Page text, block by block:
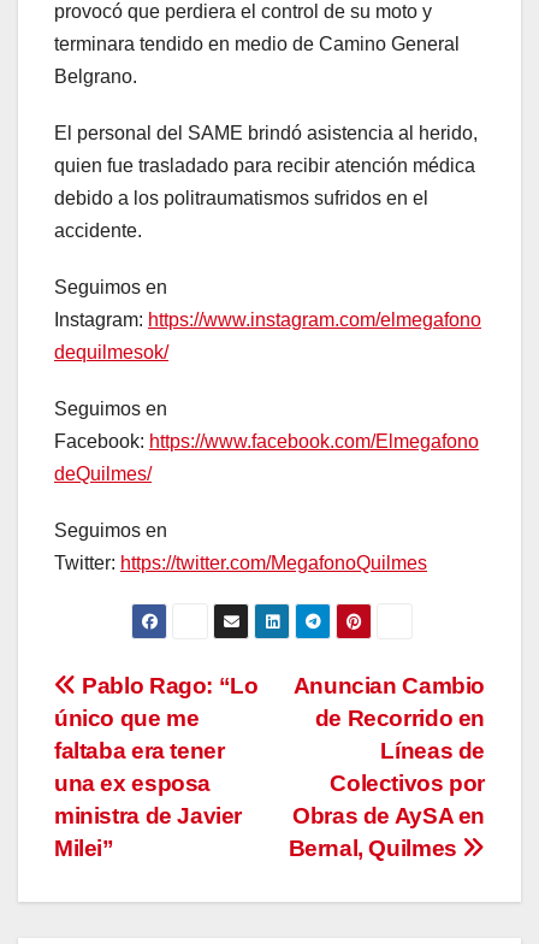
provocó que perdiera el control de su moto y
terminara tendido en medio de Camino General
Belgrano.
El personal del SAME brindó asistencia al herido,
quien fue trasladado para recibir atención médica
debido a los politraumatismos sufridos en el
accidente.
Seguimos en
Instagram: https://www.instagram.com/elmegafono
dequilmesok/
Seguimos en
Facebook: https://www.facebook.com/Elmegafono
deQuilmes/
Seguimos en
Twitter: https://twitter.com/MegafonoQuilmes
Navegación
de
entradas
Anuncian Cambio
de Recorrido en
Líneas de
Colectivos por
Obras de AySA en
Bernal, Quilmes
Pablo Rago: “Lo
único que me
faltaba era tener
una ex esposa
ministra de Javier
Milei”